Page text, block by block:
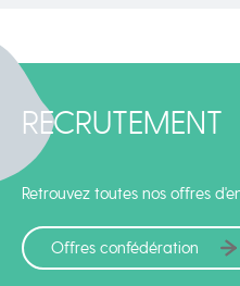
RECRUTEMENT
Retrouvez toutes nos offres
Offres confédération